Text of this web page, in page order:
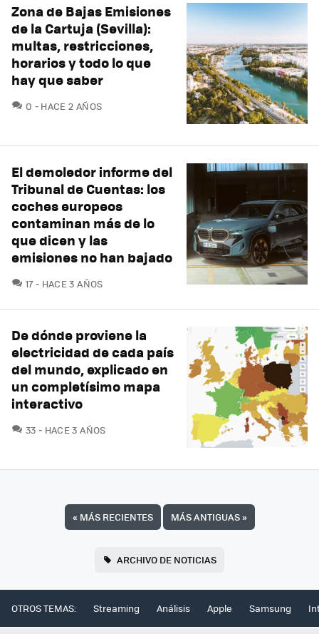
Zona de Bajas Emisiones
de la Cartuja (Sevilla):
multas, restricciones,
horarios y todo lo que
hay que saber
0 COMENTARIOS
HACE 2 AÑOS
El demoledor informe del
Tribunal de Cuentas: los
coches europeos
contaminan más de lo
que dicen y las
emisiones no han bajado
17COMENTARIOS
HACE 3 AÑOS
De dónde proviene la
electricidad de cada país
del mundo, explicado en
un completísimo mapa
interactivo
33 COMENTARIOS
HACE 3 AÑOS
« MÁS RECIENTES MÁS ANTIGUAS»
ARCHIVO DE NOTICIAS
OTROS TEMAS: Streaming Análisis Apple Samsung